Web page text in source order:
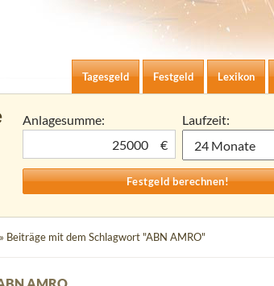
Zinsen berechnen
Zum Inhalt springen
Tagesgeld
Festgeld Lexikon
Anlagesumme:
€
Laufzeit:
» Beiträge mit dem Schlagwort "ABN AMRO"